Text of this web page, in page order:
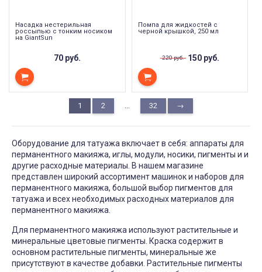
Насадка нестерильная
россыпью с тонким носиком
на GiantSun
70 руб.
Помпа для жидкостей с
черной крышкой, 250 мл
220 руб. 150 руб.
1 2 32 →
Оборудование для татуажа включает в себя: аппараты для
перманентного макияжа, иглы, модули, носики, пигменты и и
другие расходные материалы. В нашем магазине
представлен широкий ассортимент машинок и наборов для
перманентного макияжа, большой выбор пигментов для
татуажа и всех необходимых расходных материалов для
перманентного макияжа.
Для перманентного макияжа используют растительные и
минеральные цветовые пигменты. Краска содержит в
основном растительные пигменты, минеральные же
присутствуют в качестве добавки. Растительные пигменты